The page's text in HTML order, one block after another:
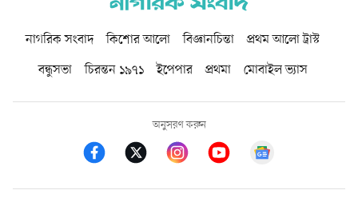
নাগরিক সংবাদ কিশোর আলো বিজ্ঞানচিন্তা
প্রথম আলো ট্রাস্ট
বন্ধুসভা
চিরন্তন ১৯৭১ ইপেপার প্রথমা মোবাইল ভ্যাস
অনুসরণ করুন